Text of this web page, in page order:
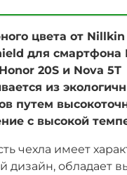
цвета от
для смартфона
20S и Nova 5T
из
путем
с высокой
чехла имеет
дизайн, обладает